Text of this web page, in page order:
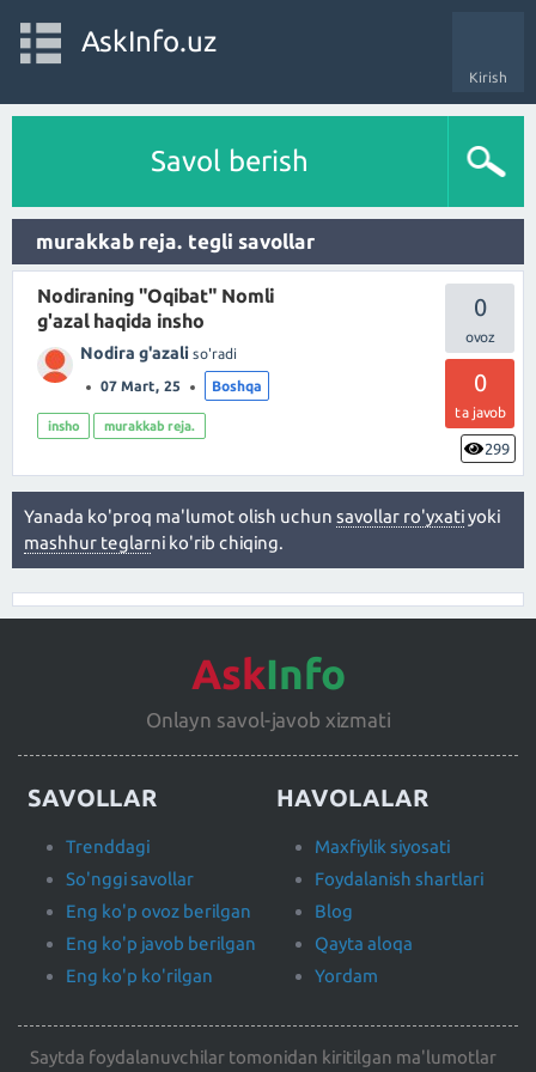
Kirish
AskInfo.uz
Savol berish
murakkab reja. tegli savollar
0
0
ta javob
299
Nodiraning "Oqibat" Nomli
g'azal haqida insho
Nodira g'azali so'radi
07 Mart, 25 Boshqa
insho murakkab reja.
Yanada ko'proq ma'lumot olish uchun savollar ro'yxatiyoki
mashhur teglarni ko'rib chiqing.
AskInfo
Onlayn savol-javob xizmati
SAVOLLAR
Trenddagi
So'nggi savollar
Eng ko'p ovoz berilgan
Eng ko'p javob berilgan
Eng ko'p ko'rilgan
HAVOLALAR
Maxfiylik siyosati
Foydalanish shartlari
Blog
Qayta aloqa
Yordam
Saytda foydalanuvchilar tomonidan kiritilgan ma'lumotlar